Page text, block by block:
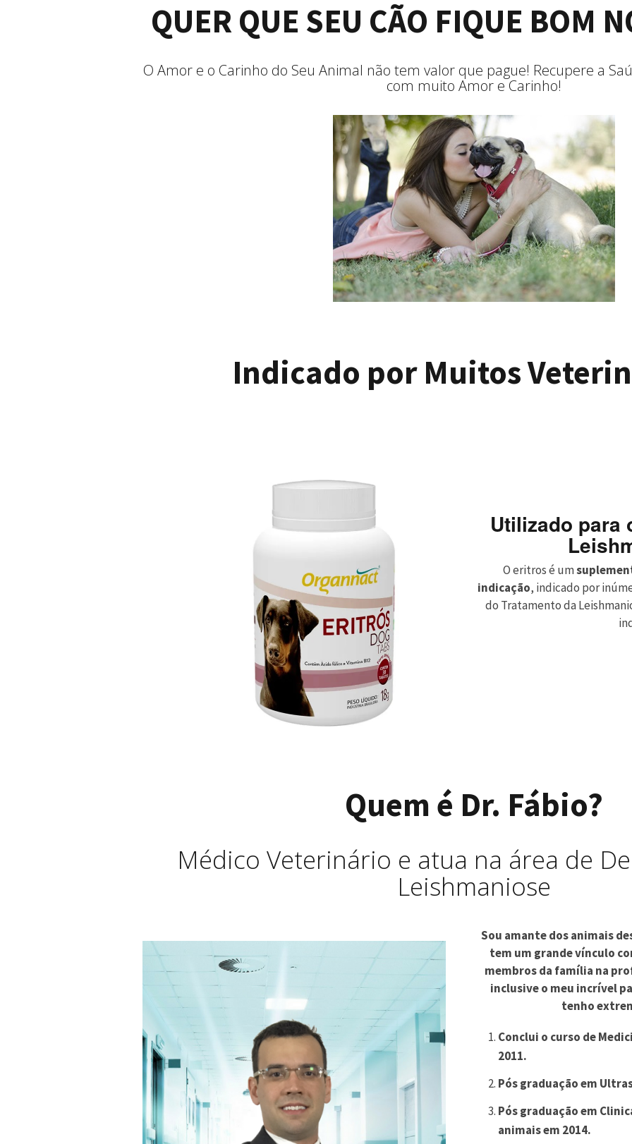
QUER QUE SEU CÃO FIQUE BOM
O Amor e o Carinho do Seu Animal não tem valor que pague! Recupere a
com muito Amor e Carinho!
Indicado por Muitos
Utilizado para
O eritros é um
indicação, indicado por
do Tratamento da
Quem é Dr. Fábio?
Médico Veterinário e atua na área de
Leishmaniose
Sou amante dos animais
tem um grande vínculo
membros da família na
inclusive o meu incrível
tenho
Conclui o curso de
2011.
Pós graduação em
Pós graduação em
animais em 2014.